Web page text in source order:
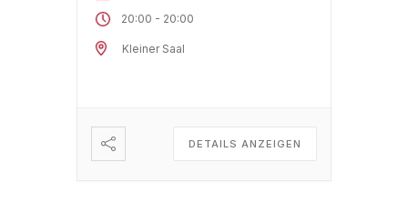
20:00 - 20:00
Kleiner Saal
DETAILS ANZEIGEN